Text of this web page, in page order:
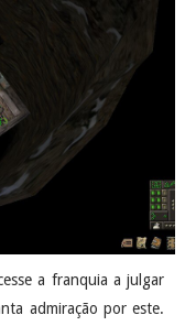
a franquia a julgar
admiração por este.